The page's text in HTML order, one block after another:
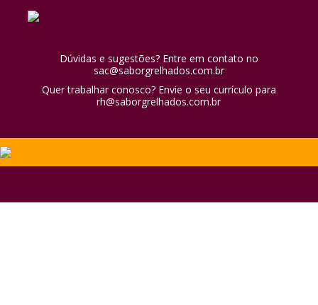
Dúvidas e sugestões? Entre em contato no
sac@saborgrelhados.com.br
Quer trabalhar conosco? Envie o seu currículo para
rh@saborgrelhados.com.br